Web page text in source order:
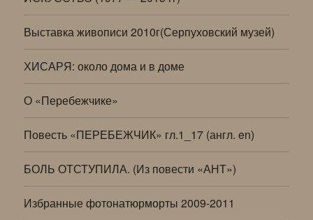
Выставка живописи 2010г(Серпуховский музей)
ХИСАРЯ: около дома и в доме
О «Перебежчике»
Повесть «ПЕРЕБЕЖЧИК» гл.1_17 (англ. en)
БОЛЬ ОТСТУПИЛА. (Из повести «АНТ»)
Избранные фотонатюрморты 2009-2011